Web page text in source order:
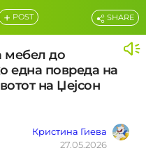
+ POST
мебел до
една повреда на
на Џејсон
Кристина Гиева
27.05.2026
SHARE